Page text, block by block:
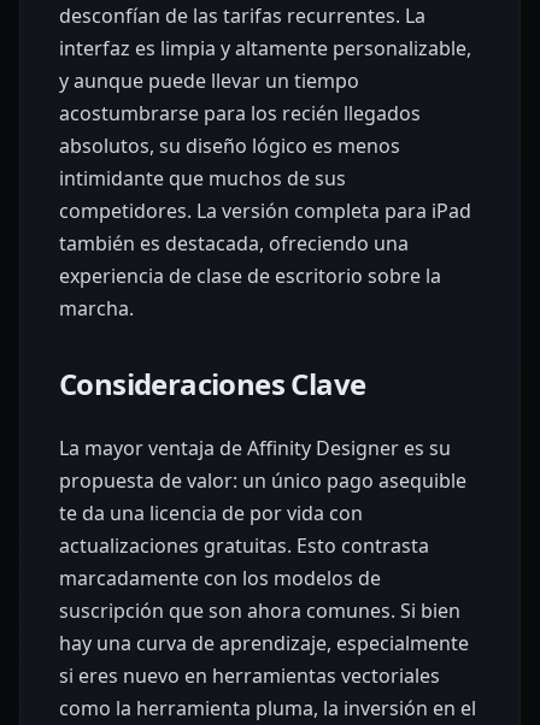
desconfían de las tarifas recurrentes. La
interfaz es limpia y altamente personalizable,
y aunque puede llevar un tiempo
acostumbrarse para los recién llegados
absolutos, su diseño lógico es menos
intimidante que muchos de sus
competidores. La versión completa para iPad
también es destacada, ofreciendo una
experiencia de clase de escritorio sobre la
marcha.
Consideraciones Clave
La mayor ventaja de Affinity Designer es su
propuesta de valor: un único pago asequible
te da una licencia de por vida con
actualizaciones gratuitas. Esto contrasta
marcadamente con los modelos de
suscripción que son ahora comunes. Si bien
hay una curva de aprendizaje, especialmente
si eres nuevo en herramientas vectoriales
como la herramienta pluma, la inversión en el